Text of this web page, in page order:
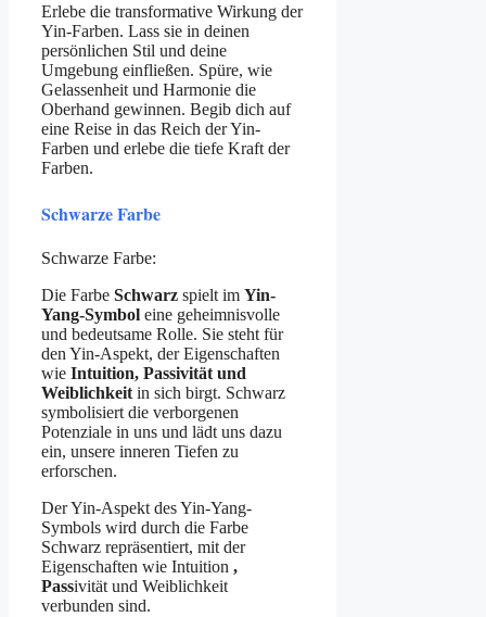
Erlebe die transformative Wirkung der
Yin-Farben. Lass sie in deinen
persönlichen Stil und deine
Umgebung einfließen. Spüre, wie
Gelassenheit und Harmonie die
Oberhand gewinnen. Begib dich auf
eine Reise in das Reich der Yin-
Farben und erlebe die tiefe Kraft der
Farben.
Schwarze Farbe
Schwarze Farbe:
Die Farbe Schwarz spielt im Yin-
Yang-Symbol eine geheimnisvolle
und bedeutsame Rolle. Sie steht für
den Yin-Aspekt, der Eigenschaften
wie Intuition, Passivität und
Weiblichkeit in sich birgt. Schwarz
symbolisiert die verborgenen
Potenziale in uns und lädt uns dazu
ein, unsere inneren Tiefen zu
erforschen.
Der Yin-Aspekt des Yin-Yang-
Symbols wird durch die Farbe
Schwarz repräsentiert, mit der
Eigenschaften wie Intuition ,
Passivität und Weiblichkeit
verbunden sind.